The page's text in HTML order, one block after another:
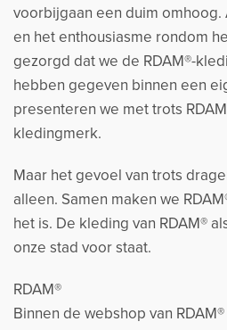
voorbijgaan een duim
en het enthousiasme rondom
gezorgd dat we de RDAM®-
hebben gegeven binnen een
presenteren we met trots
kledingmerk.
Maar het gevoel van trots
alleen. Samen maken we
het is. De kleding van RDAM®
onze stad voor staat.
RDAM®
Binnen de webshop van